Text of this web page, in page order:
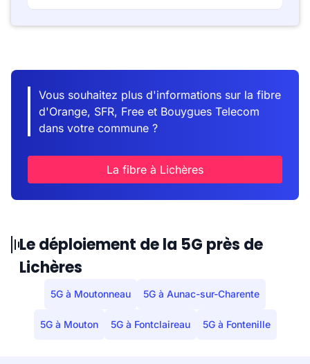
Vous souhaitez plus d'informations sur la fibre
d'Orange, SFR, Free et Bouygues Telecom
dans votre commune ?
La fibre à Lichères
Le déploiement de la 5G près de
Lichères
5G à Moutonneau 5G à Aunac-sur-Charente
5G à Mouton 5G à Fontclaireau 5G à Fontenille